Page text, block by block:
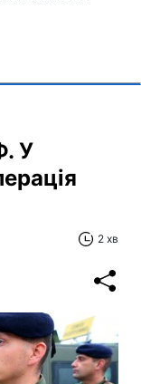
У
2 хв